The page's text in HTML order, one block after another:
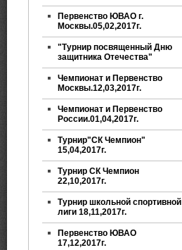
Первенство ЮВАО г.
Москвы.05,02,2017г.
"Турнир посвященный Дню
защитника Отечества"
Чемпионат и Первенство
Москвы.12,03,2017г.
Чемпионат и Первенство
России.01,04,2017г.
Турнир"СК Чемпион"
15,04,2017г.
Турнир СК Чемпион
22,10,2017г.
Турнир школьной спортивной
лиги 18,11,2017г.
Первенство ЮВАО
17,12,2017г.